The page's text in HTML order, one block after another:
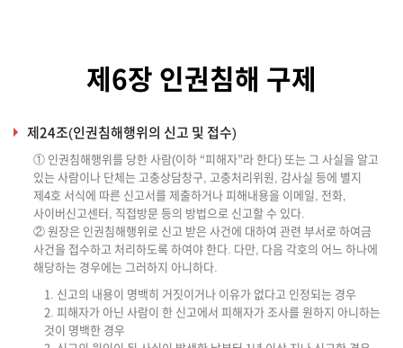
제6장 인권침해 구제
제24조(인권침해행위의 신고 및 접수)
① 인권침해행위를 당한 사람(이하 “피해자”라 한다) 또는 그 사실을 알고
있는 사람이나 단체는 고충상담창구, 고충처리위원, 감사실 등에 별지
제4호 서식에 따른 신고서를 제출하거나 피해내용을 이메일, 전화,
사이버신고센터, 직접방문 등의 방법으로 신고할 수 있다.
② 원장은 인권침해행위로 신고 받은 사건에 대하여 관련 부서로 하여금
사건을 접수하고 처리하도록 하여야 한다. 다만, 다음 각호의 어느 하나에
해당하는 경우에는 그러하지 아니하다.
1. 신고의 내용이 명백히 거짓이거나 이유가 없다고 인정되는 경우
2. 피해자가 아닌 사람이 한 신고에서 피해자가 조사를 원하지 아니하는
것이 명백한 경우